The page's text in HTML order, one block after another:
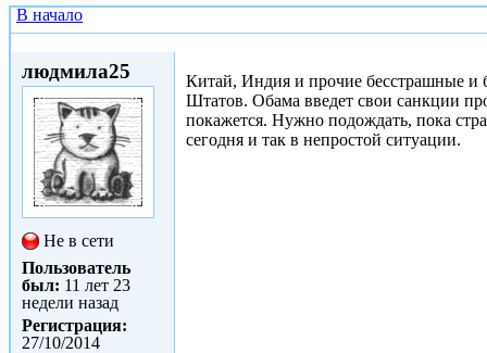
В начало
людмила25
Не в сети
Пользователь
был: 11 лет 23
недели назад
Регистрация:
27/10/2014
Китай, Индия и прочие бесстрашные и
Штатов. Обама введет свои санкции
покажется. Нужно подождать, пока
сегодня и так в непростой ситуации.